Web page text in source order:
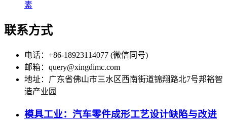
素
联系方式
电话：+86-18923114077 (微信同号)
邮箱：query@xingdimc.com
地址：广东省佛山市三水区西南街道锦翔路北7号邦裕智
造产业园
模具工业：汽车零件成形工艺设计缺陷与改进